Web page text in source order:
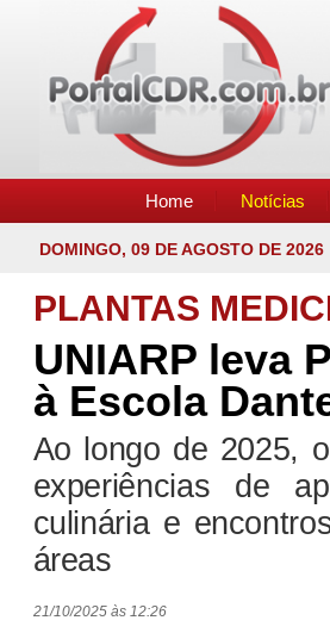
Home Notícias
DOMINGO, 09 DE AGOSTO DE 2026
PLANTAS
UNIARP leva
à Escola
Ao longo de 2025,
experiências de
culinária e
áreas
21/10/2025 às 12:26